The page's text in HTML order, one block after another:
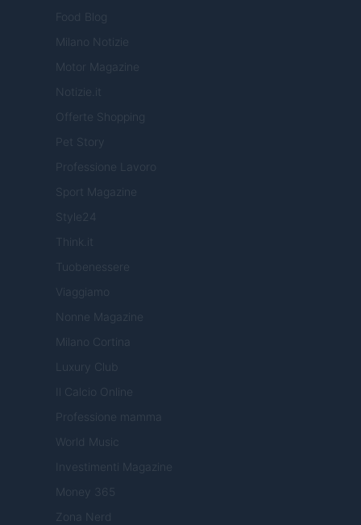
Food Blog
Milano Notizie
Motor Magazine
Notizie.it
Offerte Shopping
Pet Story
Professione Lavoro
Sport Magazine
Style24
Think.it
Tuobenessere
Viaggiamo
Nonne Magazine
Milano Cortina
Luxury Club
Il Calcio Online
Professione mamma
World Music
Investimenti Magazine
Money 365
Zona Nerd